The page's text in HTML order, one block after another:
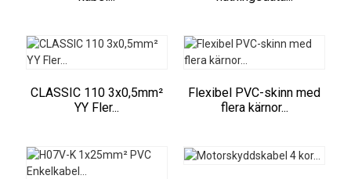
CLASSIC 110 3x0,5mm²
YY Fler...
Flexibel PVC-skinn med
flera kärnor...